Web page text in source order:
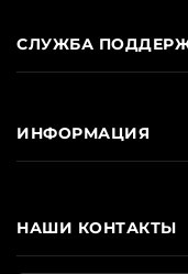
высокая
сохранение
Бренд Victoria’s
разным дизайном:
НАШИ КОНТАКТЫ
СЛУЖБА
ИНФОРМАЦИЯ